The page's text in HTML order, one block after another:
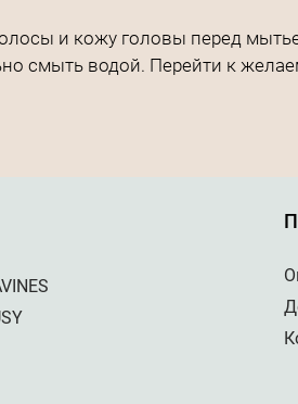
и кожу головы перед
смыть водой. Перейти к